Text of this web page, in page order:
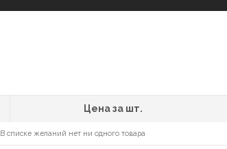
Цена за шт.
В списке желаний нет ни одного товара